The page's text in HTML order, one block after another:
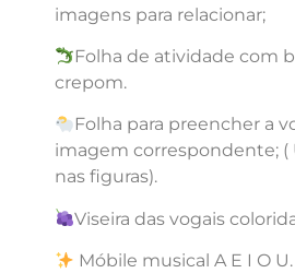
imagens para relacionar;
Folha de atividade com
crepom.
Folha para preencher a
imagem correspondente; (
nas figuras).
Viseira das vogais
Móbile musical A E I O U.